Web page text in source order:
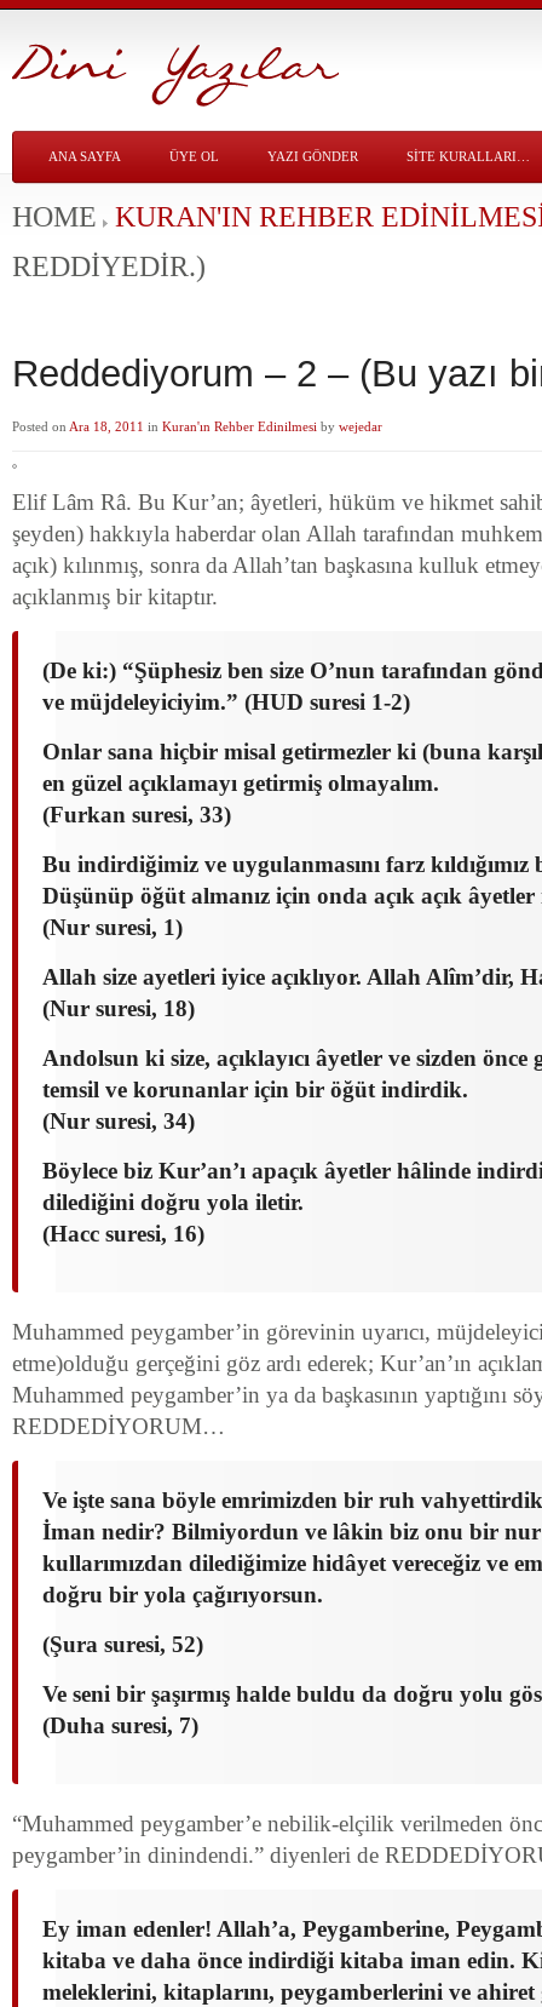
ANA SAYFA ÜYE OL YAZI GÖNDER SITE KURALLARI…
HOME KURAN'IN REHBER
REDDIYEDIR.)
Reddediyorum – 2 – (Bu yazı
Posted on Ara 18, 2011 in Kuran'ın Rehber Edinilmesi by wejedar
Elif Lâm Râ. Bu Kur’an; âyetleri, hüküm ve hikmet
şeyden) hakkıyla haberdar olan Allah tarafından
açık) kılınmış, sonra da Allah’tan başkasına kulluk
açıklanmış bir kitaptır.
(De ki:) “Şüphesiz ben size O’nun tarafından
ve müjdeleyiciyim.” (HUD suresi 1-2)
Onlar sana hiçbir misal getirmezler ki (buna
en güzel açıklamayı getirmiş olmayalım.
(Furkan suresi, 33)
Bu indirdiğimiz ve uygulanmasını farz kıldığımız
Düşünüp öğüt almanız için onda açık açık
(Nur suresi, 1)
Allah size ayetleri iyice açıklıyor. Allah Alîm’dir,
(Nur suresi, 18)
Andolsun ki size, açıklayıcı âyetler ve sizden
temsil ve korunanlar için bir öğüt indirdik.
(Nur suresi, 34)
Böylece biz Kur’an’ı apaçık âyetler hâlinde
dilediğini doğru yola iletir.
(Hacc suresi, 16)
Muhammed peygamber’in görevinin uyarıcı,
etme)olduğu gerçeğini göz ardı ederek; Kur’an’ın
Muhammed peygamber’in ya da başkasının yaptığını
REDDEDİYORUM…
Ve işte sana böyle emrimizden bir ruh
İman nedir? Bilmiyordun ve lâkin biz onu bir nur
kullarımızdan dilediğimize hidâyet vereceğiz ve
doğru bir yola çağırıyorsun.
(Şura suresi, 52)
Ve seni bir şaşırmış halde buldu da doğru yolu
(Duha suresi, 7)
“Muhammed peygamber’e nebilik-elçilik verilmeden
peygamber’in dinindendi.” diyenleri de
Ey iman edenler! Allah’a, Peygamberine,
kitaba ve daha önce indirdiği kitaba iman edin.
meleklerini, kitaplarını, peygamberlerini ve